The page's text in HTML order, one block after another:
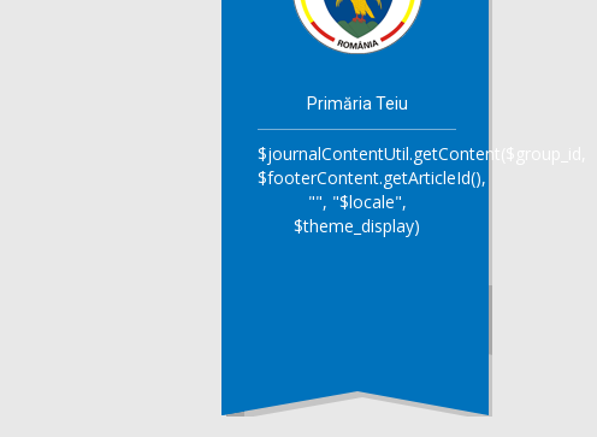
Primăria Teiu
$journalContentUtil.getContent($group_id,
$footerContent.getArticleId(),
"", "$locale",
$theme_display)